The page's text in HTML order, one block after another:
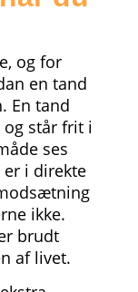
og for
en tand
En tand
står frit i
ses
i direkte
ikke.
brudt
af livet.